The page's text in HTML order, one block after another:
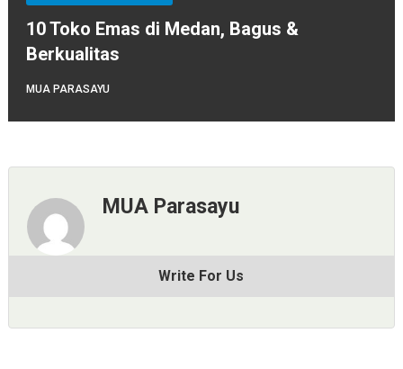
10 Toko Emas di Medan, Bagus &
Berkualitas
MUA PARASAYU
MUA Parasayu
Write For Us